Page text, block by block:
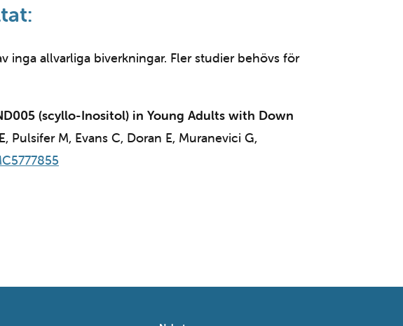
inga allvarliga biverkningar. Fler studier behövs för
(scyllo-Inositol) in Young Adults with Down
Pulsifer M, Evans C, Doran E, Muranevici G,